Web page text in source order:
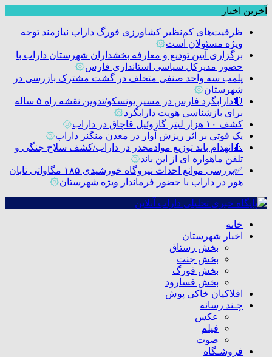
آخرین اخبار
ظرفیت‌های کم‌نظیر کشاورزی فورگ داراب نیازمند توجه
ویژه مسئولان است۞
برگزاری آیین تودیع و معارفه بخشداران شهرستان داراب با
حضور مدیرکل سیاسی استانداری فارس۞
پلمب سه واحد صنفی متخلف در گشت مشترک بازرسی در
شهرستان۞
🔴دارابگرد فارس در مسیر یونسکو/تدوین نقشه راه ۵ ساله
برای بازشناسی هویت دارابگرد۞
کشف ۱۰ هزار لیتر گازوئیل قاچاق در داراب
۞
یک فوتی بر اثر ریزش آوار در معدن منگنز داراب۞
🔺انهدام باند توزیع موادمخدر در داراب/کشف سلاح جنگی و
تلفن ماهواره ای از این باند۞
✅بررسی موانع احداث نیروگاه خورشیدی ۱۸۵ مگاواتی تابان
هور در داراب با حضور فرماندار ویژه شهرستان۞
خانه
اخبار شهرستان
بخش رستاق
بخش جنت
بخش فورگ
بخش فسارود
افلاکیان خاکی پوش
چـند رسانه
عکس
فیلم
صوت
فروشـگاه